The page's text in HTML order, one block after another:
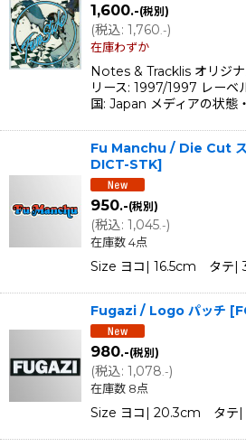
1,600.-(税別)
(税込: 1,760.-)
在庫わずか
Notes & Tracklis オリジナ
リース: 1997/1997 レー
国: Japan メディアの状態
Fu Manchu / Die Cut ス
DICT-STK]
950.-(税別)
(税込: 1,045 .-)
在庫数 4点
Size ヨコ| 16.5cm タテ|
Fugazi / Logo パッチ [
980.-(税別)
(税込: 1,078 .-)
在庫数 8点
Size ヨコ| 20.3cm タテ|